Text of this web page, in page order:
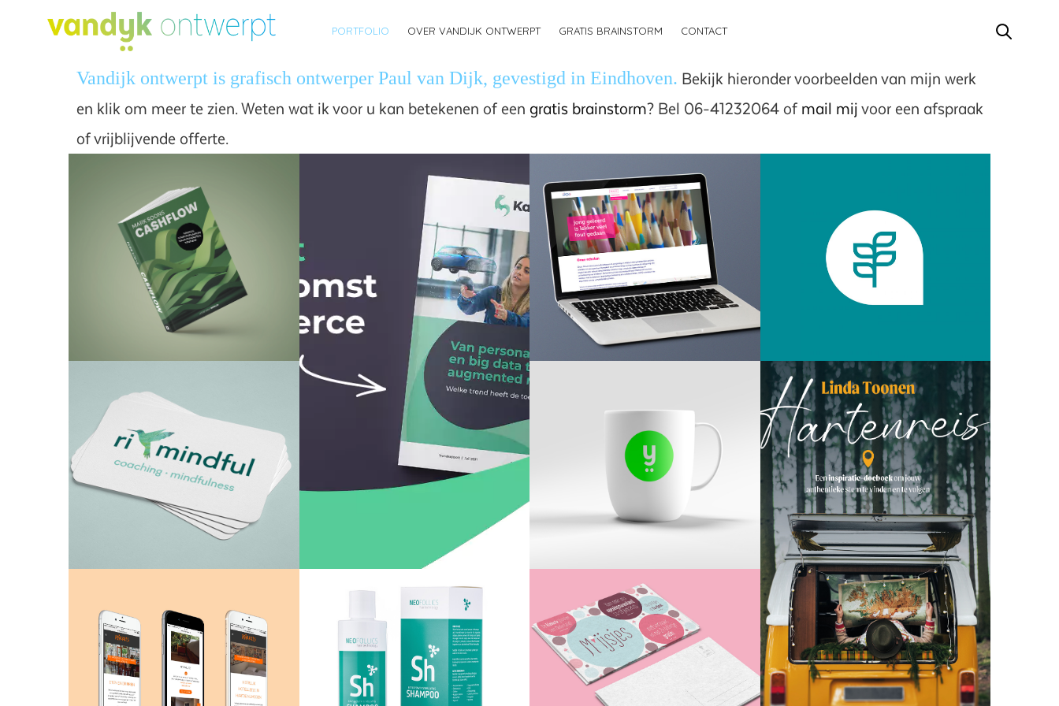
PORTFOLIO OVER VANDIJK ONTWERPT GRATIS BRAINSTORM CONTACT
Vandijk ontwerpt is grafisch ontwerper Paul van Dijk, gevestigd in Eindhoven. Bekijk hieronder voorbeelden van mijn werk
en klik om meer te zien. Weten wat ik voor u kan betekenen of een gratis brainstorm? Bel 06-41232064 of mail mij voor een afspraak
of vrijblijvende offerte.